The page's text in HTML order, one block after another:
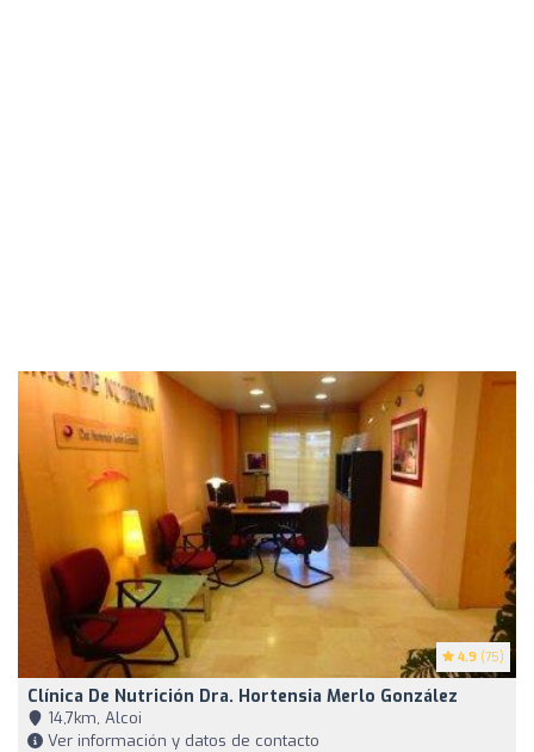
4.9 (75)
Clínica De Nutrición Dra. Hortensia Merlo González
14,7km, Alcoi
Ver información y datos de contacto